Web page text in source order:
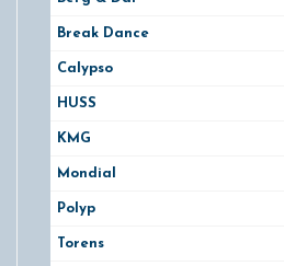
Break Dance
Calypso
HUSS
KMG
Mondial
Polyp
Torens